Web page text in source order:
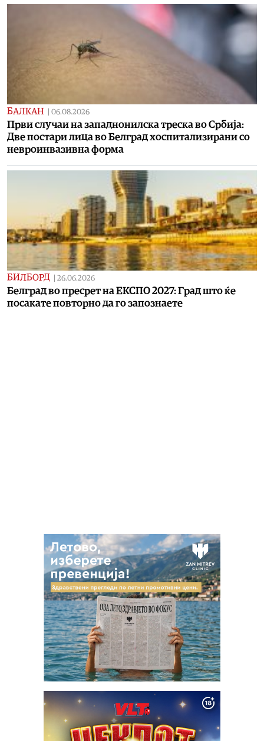
БАЛКАН | 06.08.2026
Први случаи на западнонилска треска во Србија:
Две постари лица во Белград хоспитализирани со
невроинвазивна форма
БИЛБОРД | 26.06.2026
Белград во пресрет на ЕКСПО 2027: Град што ќе
посакате повторно да го запознаете